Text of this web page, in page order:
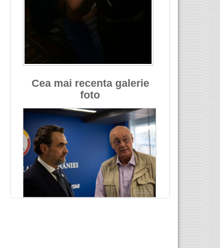
Cea mai recenta galerie
foto